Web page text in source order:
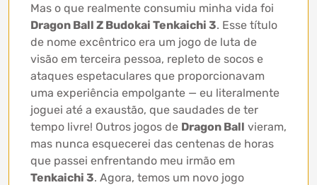
Mas o que realmente consumiu minha vida foi
Dragon Ball Z Budokai Tenkaichi 3. Esse título
de nome excêntrico era um jogo de luta de
visão em terceira pessoa, repleto de socos e
ataques espetaculares que proporcionavam
uma experiência empolgante — eu literalmente
joguei até a exaustão, que saudades de ter
tempo livre! Outros jogos de Dragon Ball vieram,
mas nunca esquecerei das centenas de horas
que passei enfrentando meu irmão em
Tenkaichi 3. Agora, temos um novo jogo